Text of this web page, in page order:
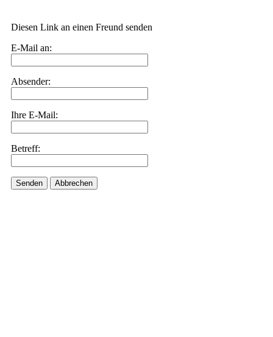
Diesen Link an einen Freund senden
E-Mail an:
Absender:
Ihre E-Mail:
Betreff:
Senden Abbrechen